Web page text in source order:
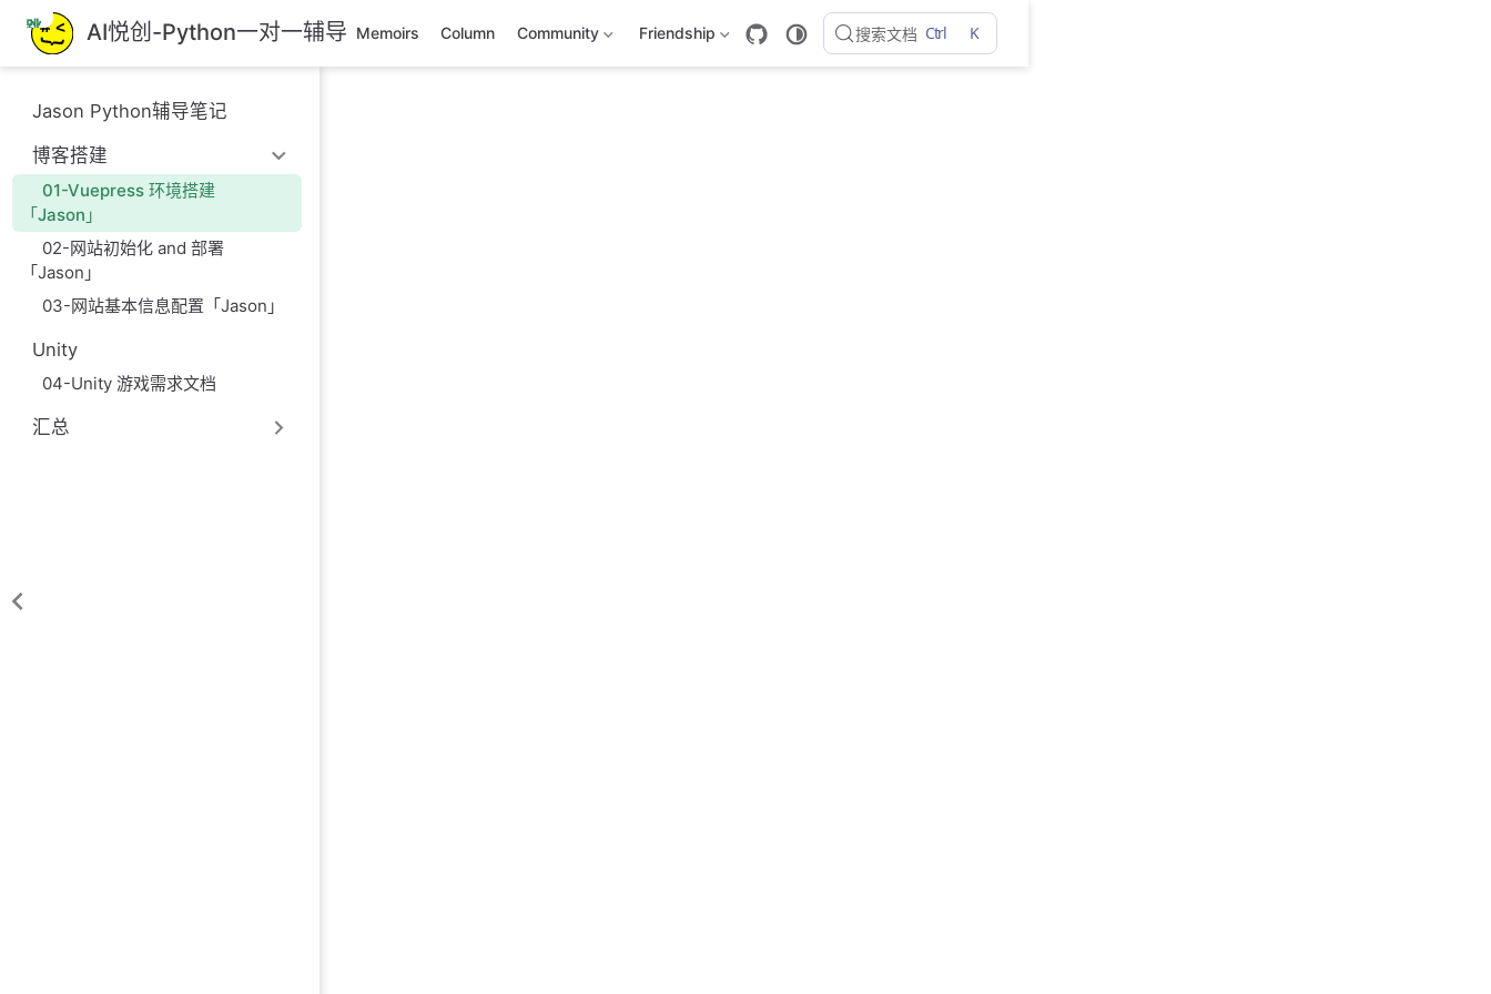
跳
至
主
內
容
AI悦创-Python一对一辅导 Memoirs Column Community Friendship 搜索文档 Ctrl K
Jason Python辅导笔记
博客搭建
01-Vuepress 环境搭建
「Jason」
02-网站初始化 and 部署
「Jason」
03-网站基本信息配置「Jason」
Unity
04-Unity 游戏需求文档
汇总